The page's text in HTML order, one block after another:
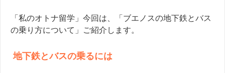
「私のオトナ留学」今回は、「ブエノスの地下鉄とバス
の乗り方について」ご紹介します。
地下鉄とバスの乗るには